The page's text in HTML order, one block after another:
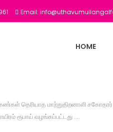
Email:
HOME
தெரியாத மாற்றுதிறனாளி
ரூபாய் வழங்கப்பட்டது ….